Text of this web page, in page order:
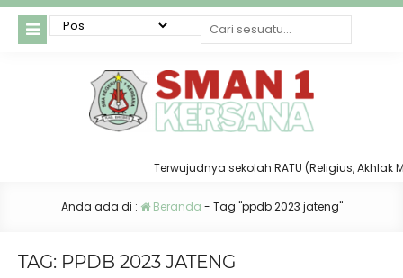
Terwujudnya sekolah RATU (Religius, Akhlak
Anda ada di : Beranda - Tag "ppdb 2023 jateng"
TAG: PPDB 2023 JATENG